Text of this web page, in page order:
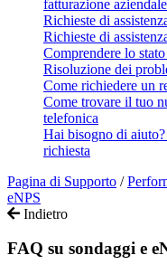
fatturazione aziendale
Richieste di
Richieste di
Comprendere lo
Risoluzione dei
Come richiedere un
Come trovare il tuo
telefonica
Hai bisogno di
richiesta
Pagina di Supporto /
eNPS
Indietro
FAQ su sondaggi e